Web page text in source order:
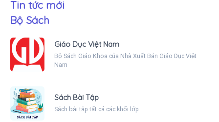
Tin tức mới
Bộ Sách
Giáo Dục Việt Nam
Bộ Sách Giáo Khoa của Nhà Xuất Bản Giáo Dục Việt
Nam
Sách Bài Tập
Sách bài tập tất cả các khối lớp